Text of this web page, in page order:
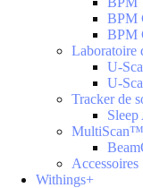
BPM
BPM
Laboratoire
U-
U-
Tracker de
MultiScan™
Accessoires
Withings+